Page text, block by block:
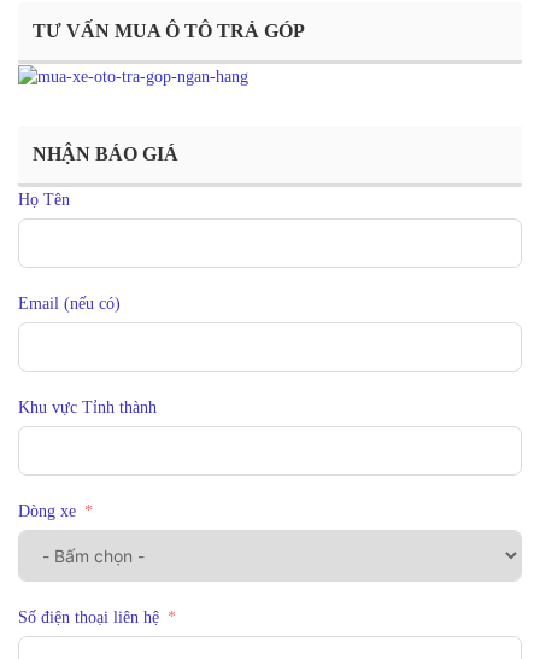
TƯ VẤN MUA Ô TÔ TRẢ GÓP
NHẬN BÁO GIÁ
Họ Tên
Email (nếu có)
Khu vực Tỉnh thành
Dòng xe
Số điện thoại liên hệ